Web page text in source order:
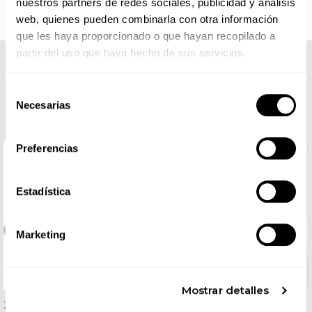
nuestros partners de redes sociales, publicidad y análisis
web, quienes pueden combinarla con otra información
que les haya proporcionado o que hayan recopilado a
partir del uso que haya hecho de sus servicios.
Necesarias
Preferencias
Estadística
Marketing
Mostrar detalles
Zueco Eva Negro